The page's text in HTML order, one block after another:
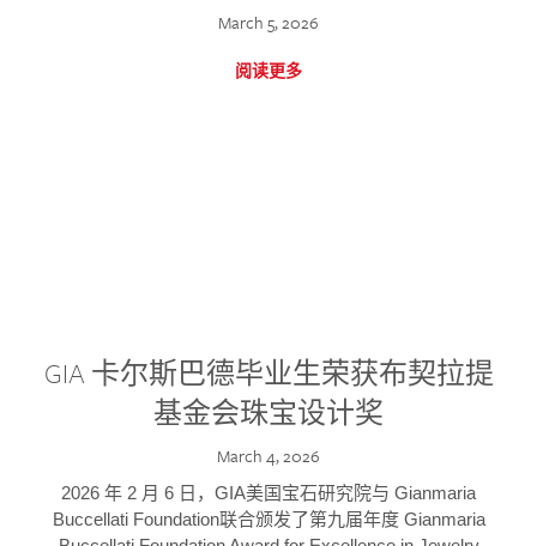
March 5, 2026
阅读更多
GIA 卡尔斯巴德毕业生荣获布契拉提
基金会珠宝设计奖
March 4, 2026
2026 年 2 月 6 日，GIA美国宝石研究院与 Gianmaria
Buccellati Foundation联合颁发了第九届年度 Gianmaria